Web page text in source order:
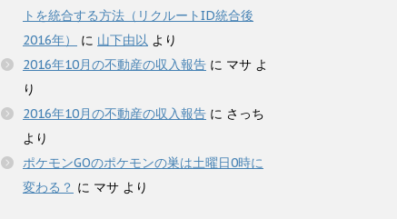
トを統合する方法（リクルートID統合後
2016年）
に 山下由以 より
2016年10月の不動産の収入報告 に マサ よ
り
2016年10月の不動産の収入報告 に さっち
より
ポケモンGOのポケモンの巣は土曜日0時に
変わる？ に マサ より